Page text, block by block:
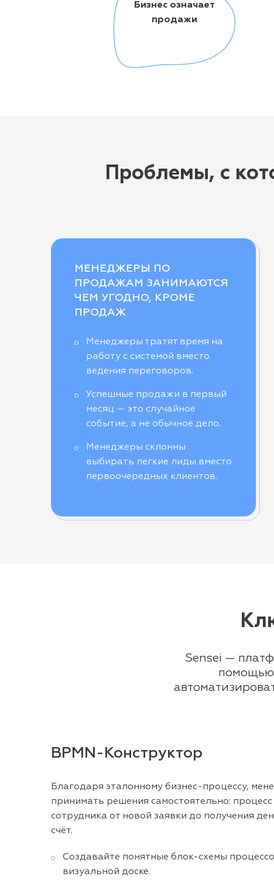
Бизнес означает
продажи
Проблемы, с
МЕНЕДЖЕРЫ ПО
ПРОДАЖАМ ЗАНИМАЮТСЯ
ЧЕМ УГОДНО, КРОМЕ
ПРОДАЖ
Менеджеры тратят время на
работу с системой вместо
ведения переговоров.
Успешные продажи в первый
месяц — это случайное
событие, а не обычное дело.
Менеджеры склонны
выбирать легкие лиды вместо
первоочередных клиентов.
Sensei —
помощью
BPMN-Конструктор
Благодаря эталонному бизнес-процессу,
принимать решения самостоятельно: процесс
сотрудника от новой заявки до получения
счёт.
Создавайте понятные блок-схемы
визуальной доске.